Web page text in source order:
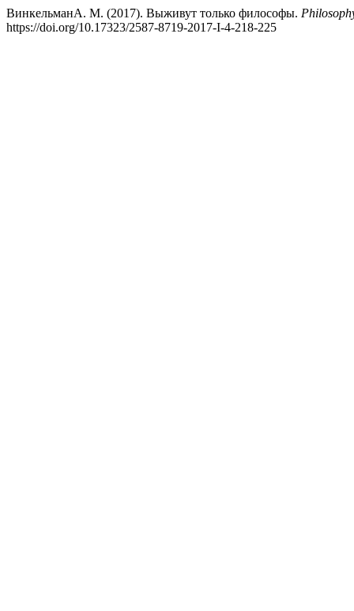
ВинкельманА. М. (2017). Выживут только философы.
https://doi.org/10.17323/2587-8719-2017-I-4-218-225